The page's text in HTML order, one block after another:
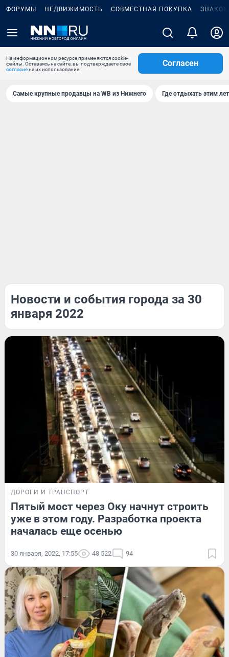
ФОРУМЫ НЕДВИЖИМОСТЬ СОВМЕСТНАЯ ПОКУПКА
На информационном ресурсе применяются cookie-
файлы. Оставаясь на сайте, вы подтверждаете свое
согласиена их использование.
Согласен
Самые крупные продавцы на WB из Нижнего Где отдыхать этим
Новости и события города за 30
января 2022
ДОРОГИ И ТРАНСПОРТ
Пятый мост через Оку начнут строить
уже в этом году. Разработка проекта
началась еще осенью
30 января, 2022, 17:55 48 522 94